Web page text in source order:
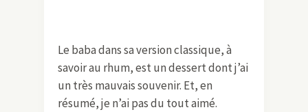
Le baba dans sa version classique, à
savoir au rhum, est un dessert dont j’ai
un très mauvais souvenir. Et, en
résumé, je n’ai pas du tout aimé.